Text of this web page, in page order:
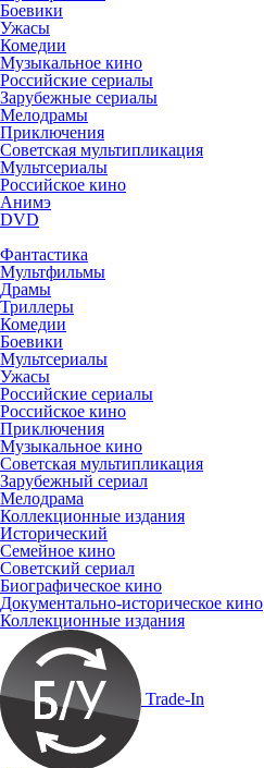
Боевики
Ужасы
Комедии
Музыкальное кино
Российские сериалы
Зарубежные сериалы
Мелодрамы
Приключения
Советская мультипликация
Мультсериалы
Российское кино
Анимэ
DVD
Фантастика
Мультфильмы
Драмы
Триллеры
Комедии
Боевики
Мультсериалы
Ужасы
Российские сериалы
Российское кино
Приключения
Музыкальное кино
Советская мультипликация
Зарубежный сериал
Мелодрама
Коллекционные издания
Исторический
Семейное кино
Советский сериал
Биографическое кино
Документально-историческое кино
Коллекционные издания
Trade-In